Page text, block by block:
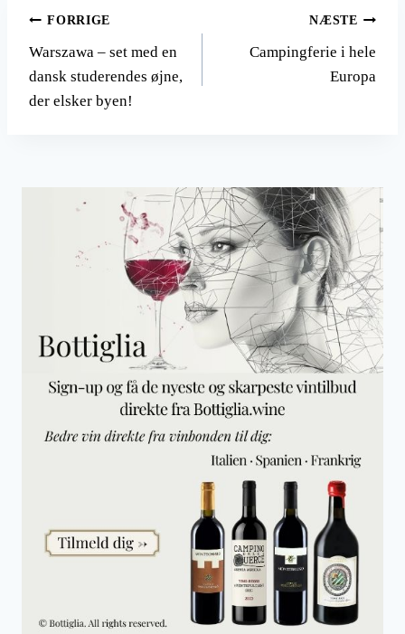
Indlægsnavigation
FORRIGE
Warszawa – set med en
dansk studerendes øjne,
der elsker byen!
NÆSTE
Campingferie i hele
Europa